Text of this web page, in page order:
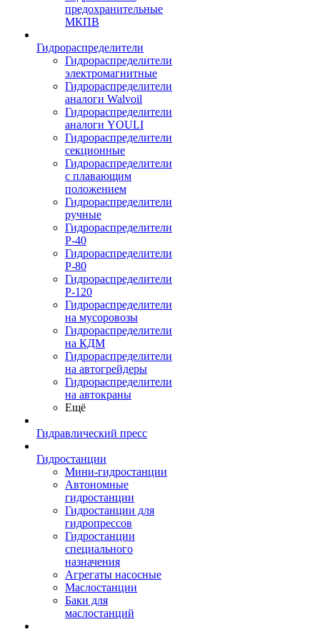
предохранительные
МКПВ
Гидрораспределители
Гидрораспределители
электромагнитные
Гидрораспределители
аналоги Walvoil
Гидрораспределители
аналоги YOULI
Гидрораспределители
секционные
Гидрораспределители
с плавающим
положением
Гидрораспределители
ручные
Гидрораспределители
Р-40
Гидрораспределители
Р-80
Гидрораспределители
Р-120
Гидрораспределители
на мусоровозы
Гидрораспределители
на КДМ
Гидрораспределители
на автогрейдеры
Гидрораспределители
на автокраны
Ещё
Гидравлический пресс
Гидростанции
Мини-гидростанции
Автономные
гидростанции
Гидростанции для
гидропрессов
Гидростанции
специального
назначения
Агрегаты насосные
Маслостанции
Баки для
маслостанций